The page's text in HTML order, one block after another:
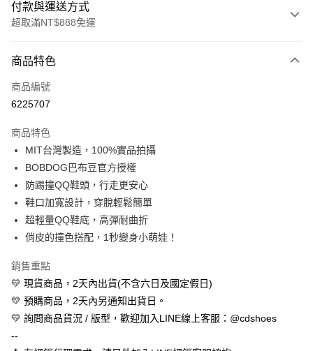
付款與運送方式
超取滿NT$888免運
信用卡一次付款
超商取貨付款
Apple Pay
街口支付
悠遊付
全盈+PAY
相關說明
【關於「AFTEE先享後付」】
AFTEE先享後付是「在收到商品之後才付款」的支付方式。 讓您購物簡單
便利好安心！
１．簡單：不需註冊會員、不需綁卡、不需儲值。
商品特色
商品編號
6225707
商品特色
MIT台灣製造，100%實品拍攝
BOBDOG巴布豆官方授權
防踢撞QQ鞋頭，行走更安心
鞋口加寬設計，穿脫輕鬆簡單
超輕量QQ鞋底，高彈耐曲折
俏皮的撞色搭配，1秒變身小萌娃！
銷售重點
💛 現貨商品，2天內出貨(不含六日及國定假日)
💛 預購商品，2天內另通知出貨日。
💛 詢問商品貨況 / 版型，歡迎加入LINE線上客服：@cdshoes
--